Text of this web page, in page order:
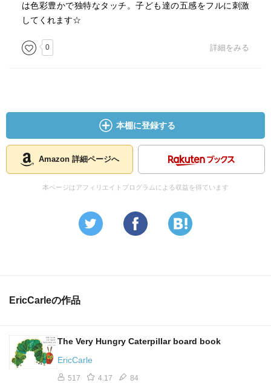
は色彩豊かで独特なタッチ。子ども達の五感をフルに刺激
してくれます☆
0 詳細をみる
本棚に登録する
Amazon 詳細ページへ
本ページはアフィリエイトプログラムによる収益を得ています
EricCarleの作品
The Very Hungry Caterpillar board book
EricCarle
517 4.17 84